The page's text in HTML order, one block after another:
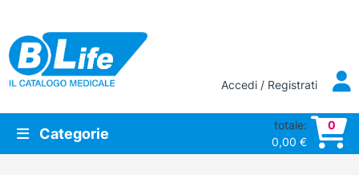
Vai al contenuto principale
Accedi / Registrati
Categorie
totale:
0,00 €
0